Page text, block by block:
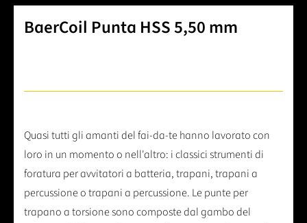
BaerCoil Punta HSS 5,50 mm
Quasi tutti gli amanti del fai-da-te hanno lavorato con
loro in un momento o nell'altro: i classici strumenti di
foratura per avvitatori a batteria, trapani, trapani a
percussione o trapani a percussione. Le punte per
trapano a torsione sono composte dal gambo del